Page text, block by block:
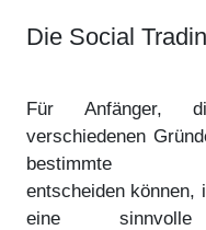
Die Social
Für Anfänger,
verschiedenen
bestimmte
entscheiden können,
eine sinnvolle